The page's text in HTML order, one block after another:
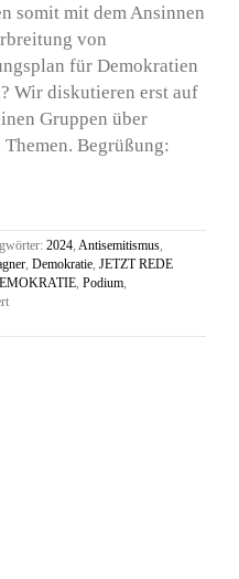
somit mit dem Ansinnen
von
für Demokratien
Wir diskutieren erst auf
Gruppen über
Begrüßung:
2024, Antisemitismus,
, Demokratie, JETZT REDE
, Podium,
für
rede